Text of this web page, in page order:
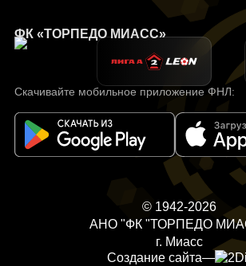
ФК «ТОРПЕДО МИАСС»
Скачивайте мобильное приложение ФНЛ:
© 1942-2026
АНО "ФК "ТОРПЕДО
г. Миасс
Создание сайта—